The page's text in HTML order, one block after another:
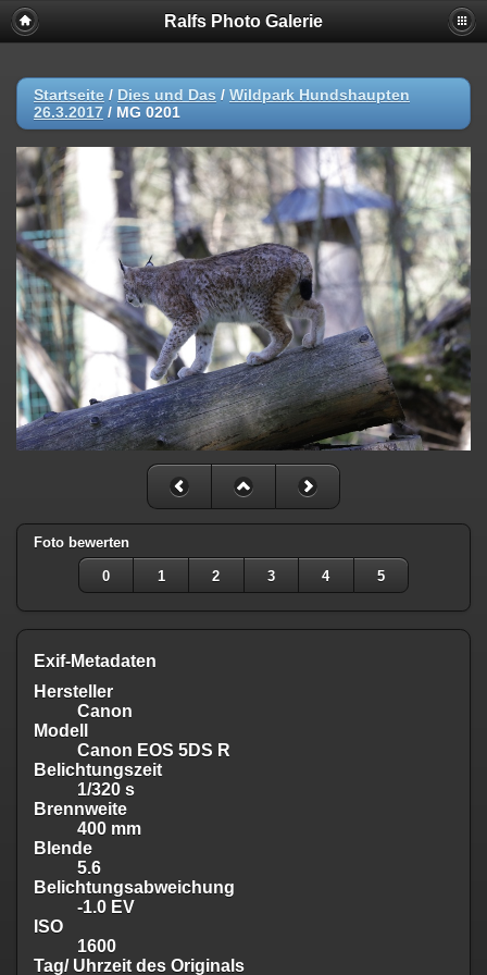
Ralfs Photo Galerie
Startseite / Dies und Das / Wildpark Hundshaupten
26.3.2017 / MG 0201
Foto bewerten
0 1 2 3 4 5
Exif-Metadaten
Hersteller
Canon
Modell
Canon EOS 5DS R
Belichtungszeit
1/320 s
Brennweite
400 mm
Blende
5.6
Belichtungsabweichung
-1.0 EV
ISO
1600
Tag/ Uhrzeit des Originals